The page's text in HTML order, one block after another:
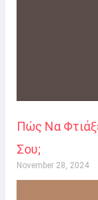
Πώς Να
Σου;
November 28, 2024